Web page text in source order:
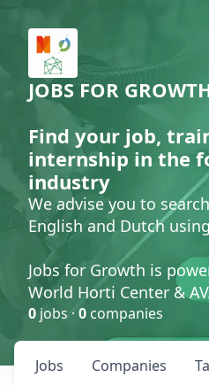
JOBS FOR
Find your job,
internship in the
industry
We advise you to
English and Dutch
Jobs for Growth is
World Horti Center &
0 jobs · 0 companies
Jobs Companies